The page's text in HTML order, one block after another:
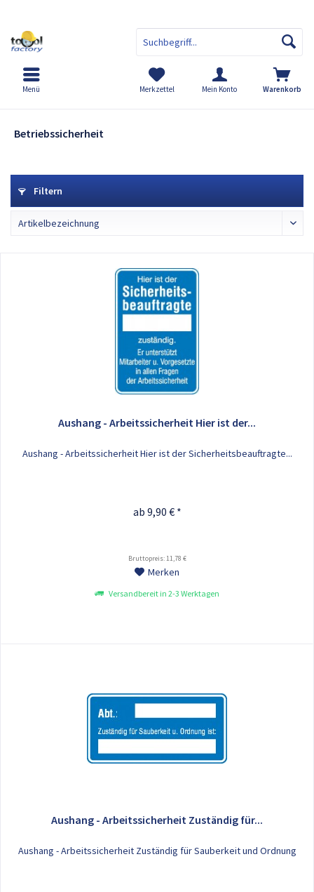
Warenkorb
Merkzettel Mein Konto
Menü
Betriebssicherheit
Filtern
Aushang - Arbeitssicherheit Hier ist der...
Aushang - Arbeitssicherheit Hier ist der Sicherheitsbeauftragte...
ab 9,90 € *
Bruttopreis: 11,78 €
Merken
Versandbereit in 2-3 Werktagen
Aushang - Arbeitssicherheit Zuständig für...
Aushang - Arbeitssicherheit Zuständig für Sauberkeit und Ordnung